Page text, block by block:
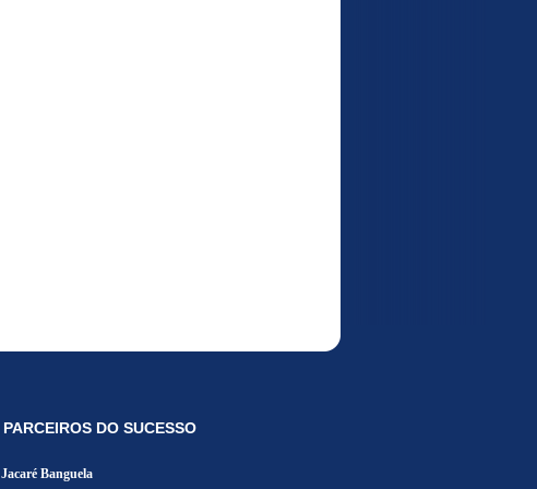
PARCEIROS DO SUCESSO
Jacaré Banguela